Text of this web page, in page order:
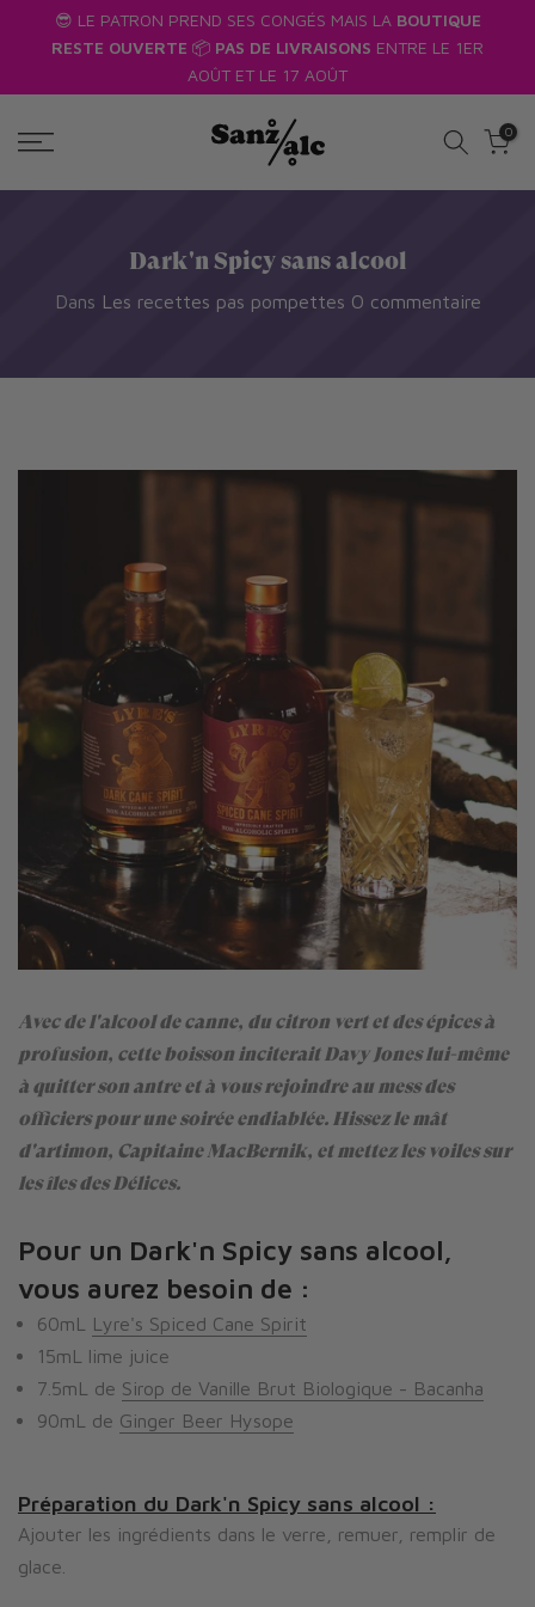
Passer
texte
😎 LE PATRON PREND SES CONGÉS MAIS LA BOUTIQUE
RESTE OUVERTE 📦 PAS DE LIVRAISONS ENTRE LE 1ER
AOÛT ET LE 17 AOÛT
0
Dark'n Spicy sans alcool
Dans Les recettes pas pompettes O commentaire
Avec de l'alcool de canne, du citron vert et des épices à
profusion, cette boisson inciterait Davy Jones lui-même
à quitter son antre et à vous rejoindre au mess des
officiers pour une soirée endiablée. Hissez le mât
d'artimon, Capitaine MacBernik, et mettez les voiles sur
les îles des Délices.
Pour un Dark'n Spicy sans alcool,
vous aurez besoin de :
60mL
Lyre's Spiced Cane Spirit
15mL lime juice
7.5mL de Sirop de Vanille Brut Biologique - Bacanha
90mL de Ginger Beer Hysope
Préparation du Dark'n Spicy sans alcool :
Ajouter les ingrédients dans le verre, remuer, remplir de
glace.